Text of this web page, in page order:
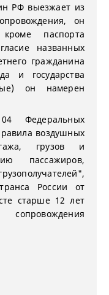
РФ выезжает из
он
паспорта
названных
гражданина
и государства
он намерен
Федеральных
воздушных
грузов и
пассажиров,
России от
старше 12 лет